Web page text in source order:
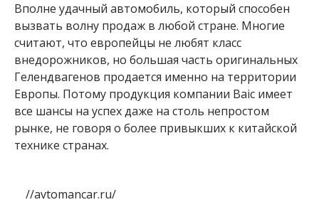
Вполне удачный автомобиль, который способен
вызвать волну продаж в любой стране. Многие
считают, что европейцы не любят класс
внедорожников, но большая часть оригинальных
Гелендвагенов продается именно на территории
Европы. Потому продукция компании Baic имеет
все шансы на успех даже на столь непростом
рынке, не говоря о более привыкших к китайской
технике странах.
//avtomancar.ru/